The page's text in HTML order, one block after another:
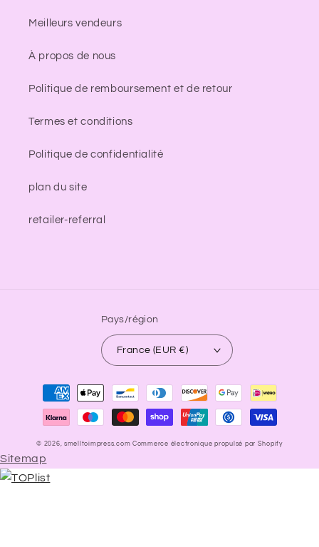
Meilleurs vendeurs
À propos de nous
Politique de remboursement et de retour
Termes et conditions
Politique de confidentialité
plan du site
retailer-referral
Pays/région
France (EUR €)
Moyens
paiement
© 2026,smelltoimpress.com Commerce électronique propulsé par Shopify
Sitemap